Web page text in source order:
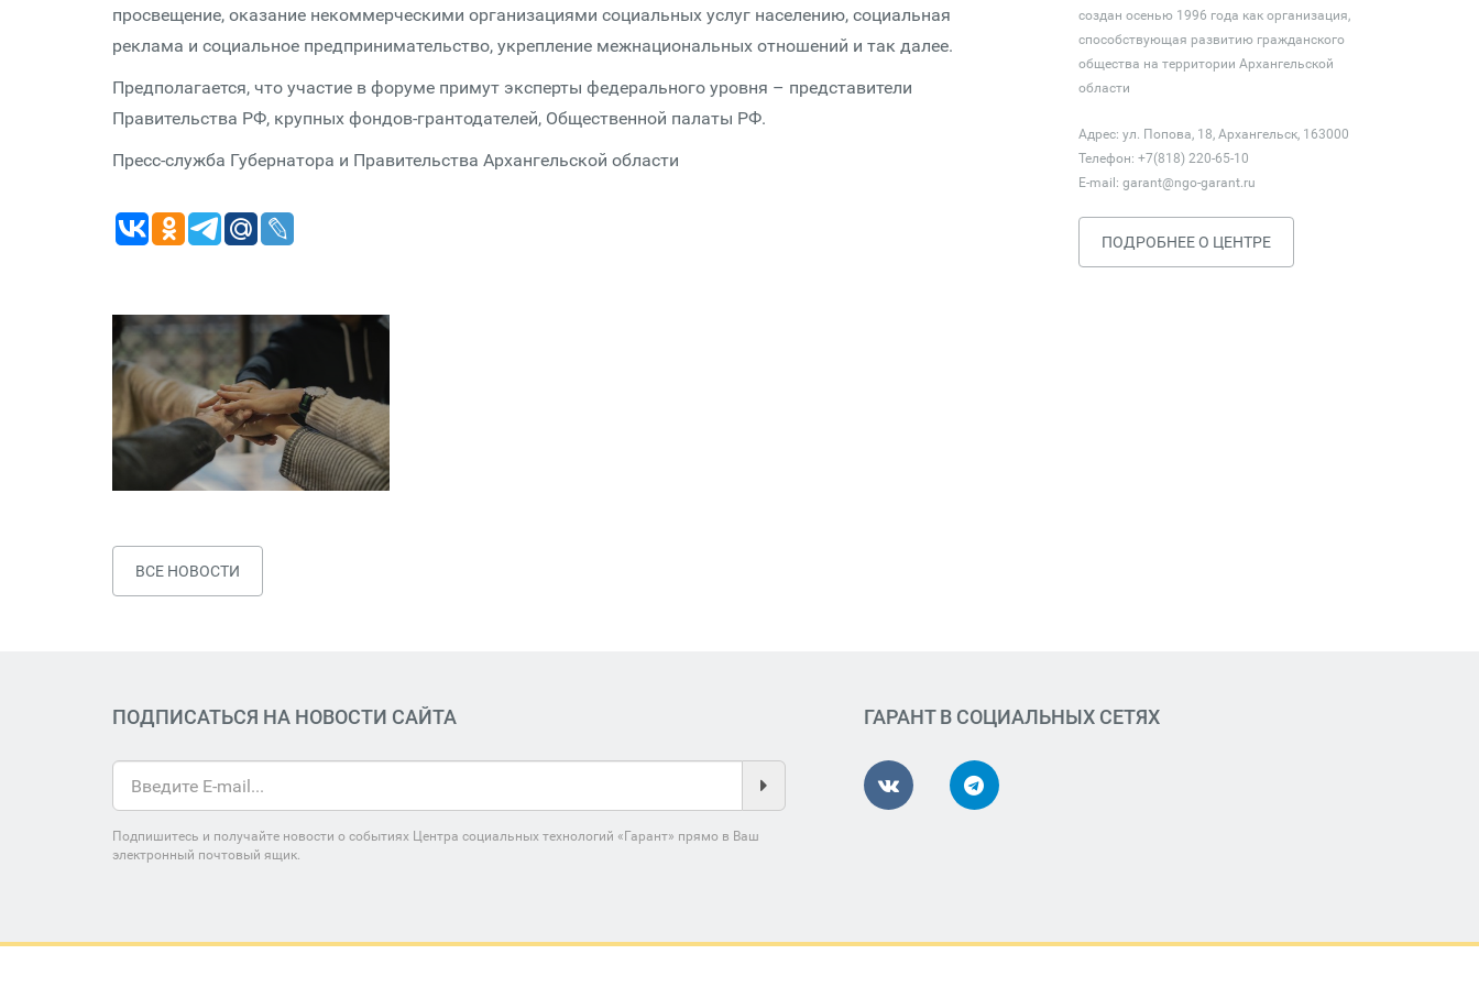
просвещение, оказание некоммерческими организациями социальных услуг населению, социальная
реклама и социальное предпринимательство, укрепление межнациональных отношений и так далее.
Предполагается, что участие в форуме примут эксперты федерального уровня – представители
Правительства РФ, крупных фондов-грантодателей, Общественной палаты РФ.
Пресс-служба Губернатора и Правительства Архангельской области
ВСЕ НОВОСТИ
создан осенью 1996 года как организация,
способствующая развитию гражданского
общества на территории Архангельской
области
Адрес: ул. Попова, 18, Архангельск, 163000
Телефон: +7(818) 220-65-10
E-mail: garant@ngo-garant.ru
ПОДРОБНЕЕ О ЦЕНТРЕ
ПОДПИСАТЬСЯ НА НОВОСТИ САЙТА
Подпишитесь и получайте новости о событиях Центра социальных технологий «Гарант» прямо в Ваш
электронный почтовый ящик.
ГАРАНТ В СОЦИАЛЬНЫХ СЕТЯХ